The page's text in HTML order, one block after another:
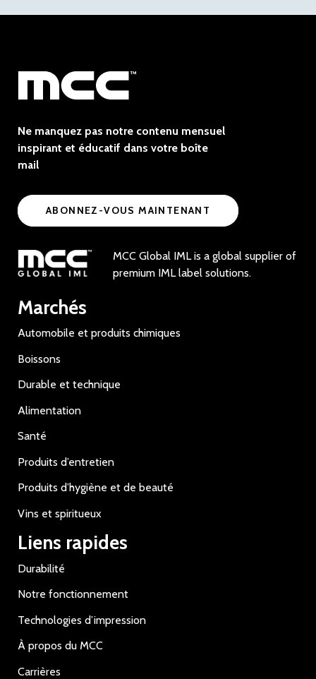
Ne manquez pas notre contenu mensuel
inspirant et éducatif dans votre boîte
mail
ABONNEZ-VOUS MAINTENANT
MCC Global IML is a global supplier of
premium IML label solutions.
Marchés
Automobile et produits chimiques
Boissons
Durable et technique
Alimentation
Santé
Produits d’entretien
Produits d’hygiène et de beauté
Vins et spiritueux
Liens rapides
Durabilité
Notre fonctionnement
Technologies d’impression
À propos du MCC
Carrières